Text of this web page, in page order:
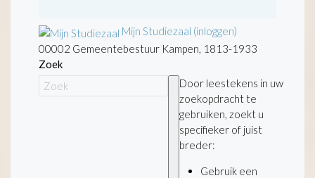
Mijn Studiezaal (inloggen)
00002 Gemeentebestuur Kampen, 1813-1933
Zoek
Door leestekens in uw
zoekopdracht te
gebruiken, zoekt u
specifieker of juist
breder:
Gebruik een